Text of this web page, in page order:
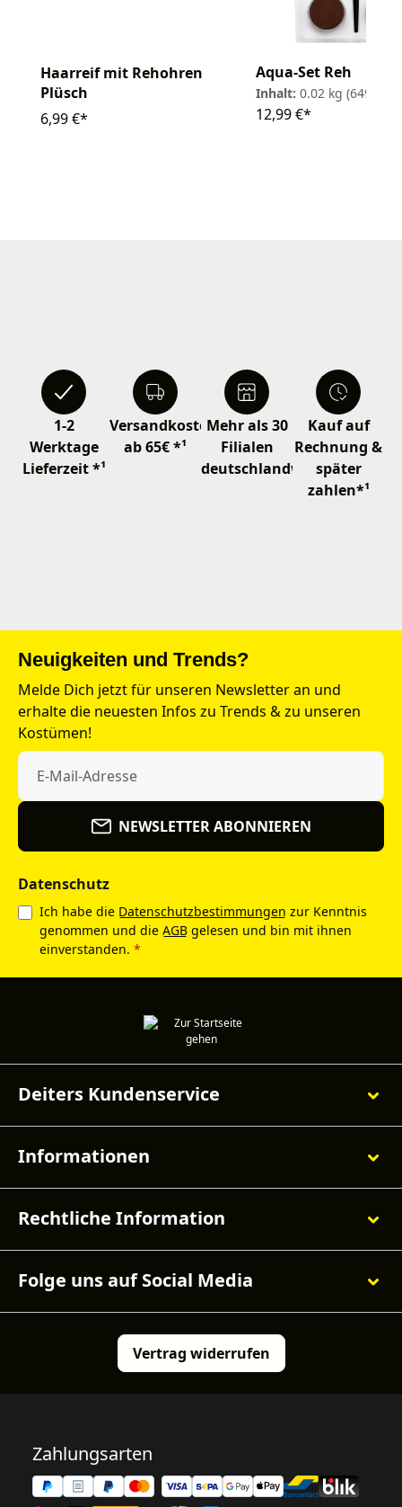
Haarreif mit Rehohren
Plüsch
6,99 €*
Aqua-Set Reh
Inhalt: 0.02 kg (649,50
12,99 €*
1-2
Werktage
Lieferzeit *¹
Versandkostenfrei
ab 65€ *¹
Mehr als 30
Filialen
deutschlandweit
Kauf auf
Rechnung &
später
zahlen*¹
Neuigkeiten und Trends?
Melde Dich jetzt für unseren Newsletter an und
erhalte die neuesten Infos zu Trends & zu unseren
Kostümen!
NEWSLETTER ABONNIEREN
Datenschutz
Ich habe die Datenschutzbestimmungen zur Kenntnis
genommen und die AGB gelesen und bin mit ihnen
einverstanden. *
Deiters Kundenservice
Informationen
Rechtliche Information
Folge uns auf Social Media
Vertrag widerrufen
Zahlungsarten